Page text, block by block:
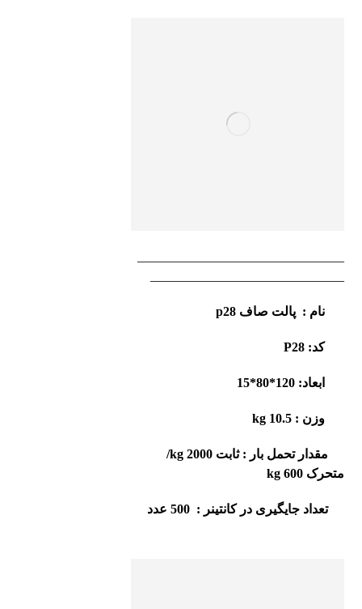
نام : پالت صافp28
کد:P28
ابعاد:120*80*15
وزن :
10.5 kg
مقدار تحمل بار : ثابت kg 2000
/
متحرک600 kg
تعداد جایگیری در کانتینر : 500 عدد